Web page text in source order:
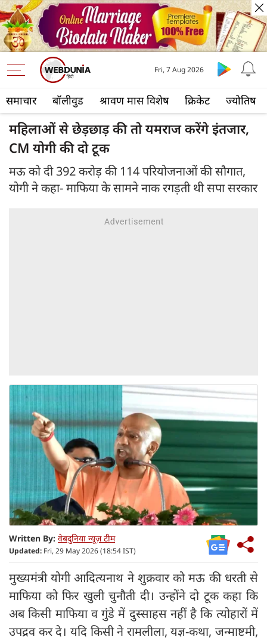
समाचार बॉलीवुड श्रावण मास विशेष क्रिकेट ज्योतिष
Fri, 7 Aug 2026
महिलाओं से छेड़छाड़ की तो यमराज करेंगे इंतजार,
CM योगी की दो टूक
मऊ को दी 392 करोड़ की 114 परियोजनाओं की सौगात,
योगी ने कहा- माफिया के सामने नाक रगड़ती थी सपा सरकार
Written By: वेबदुनिया न्यूज़ टीम
Updated: Fri, 29 May 2026 (18:54 IST)
मुख्यमंत्री योगी आदित्यनाथ ने शुक्रवार को मऊ की धरती से
माफिया को फिर खुली चुनौती दी। उन्होंने दो टूक कहा कि
अब किसी माफिया व गुंडे में दुस्साहस नहीं है कि त्योहारों में
उपद्रव कर दे। यदि किसी ने रामलीला, यज्ञ-कथा, जन्माष्टमी,